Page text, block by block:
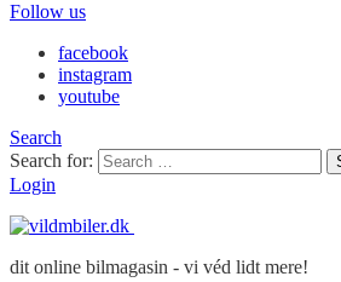
Follow us
facebook
instagram
youtube
Search
Search for:
Login
dit online bilmagasin - vi véd lidt mere!